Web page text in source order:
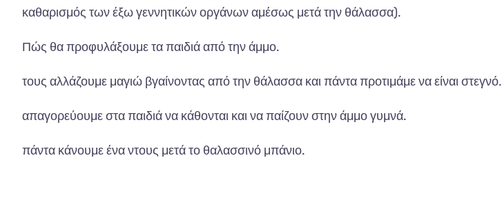
καθαρισμός των έξω γεννητικών οργάνων αμέσως μετά την θάλασσα).
Πώς θα προφυλάξουμε τα παιδιά από την άμμο.
τους αλλάζουμε μαγιώ βγαίνοντας από την θάλασσα και πάντα προτιμάμε να είναι στεγνό.
απαγορεύουμε στα παιδιά να κάθονται και να παίζουν στην άμμο γυμνά.
πάντα κάνουμε ένα ντους μετά το θαλασσινό μπάνιο.